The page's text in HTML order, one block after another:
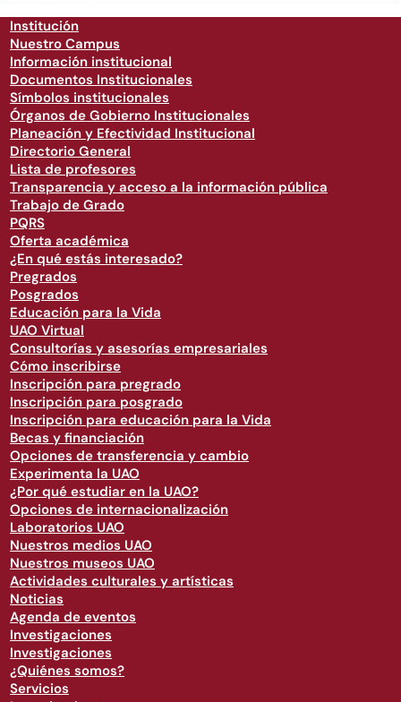
Institución
Nuestro Campus
Información institucional
Documentos Institucionales
Símbolos institucionales
Órganos de Gobierno Institucionales
Planeación y Efectividad Institucional
Directorio General
Lista de profesores
Transparencia y acceso a la información pública
Trabajo de Grado
PQRS
Oferta académica
¿En qué estás interesado?
Pregrados
Posgrados
Educación para la Vida
UAO Virtual
Consultorías y asesorías empresariales
Cómo inscribirse
Inscripción para pregrado
Inscripción para posgrado
Inscripción para educación para la Vida
Becas y financiación
Opciones de transferencia y cambio
Experimenta la UAO
¿Por qué estudiar en la UAO?
Opciones de internacionalización
Laboratorios UAO
Nuestros medios UAO
Nuestros museos UAO
Actividades culturales y artísticas
Noticias
Agenda de eventos
Investigaciones
Investigaciones
¿Quiénes somos?
Servicios